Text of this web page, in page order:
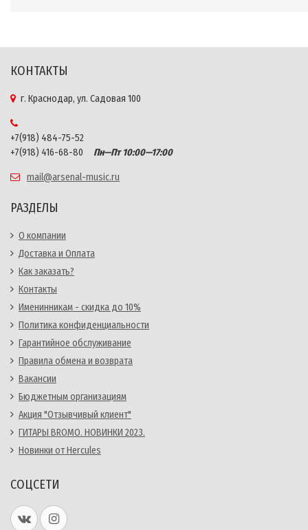
КОНТАКТЫ
г. Краснодар, ул. Садовая 100
+7(918) 484-75-52
+7(918) 416-68-80
Пн—Пт 10:00—17:00
mail@arsenal-music.ru
РАЗДЕЛЫ
О компании
Доставка и Оплата
Как заказать?
Контакты
Именинникам - скидка до 10%
Политика конфиденциальности
Гарантийное обслуживание
Правила обмена и возврата
Вакансии
Бюджетным организациям
Акция "Отзывчивый клиент"
ГИТАРЫ BROMO. НОВИНКИ 2023.
Новинки от Hercules
СОЦСЕТИ